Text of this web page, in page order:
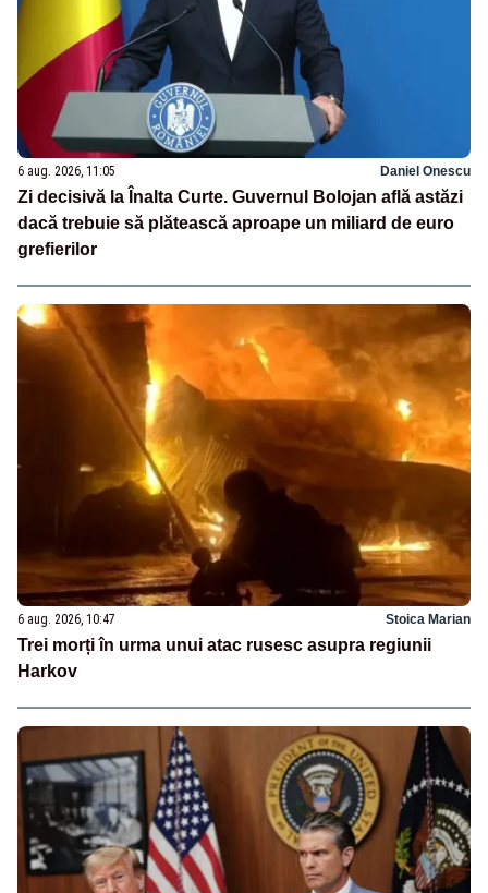
6 aug. 2026, 11:05 Daniel Onescu
Zi decisivă la Înalta Curte. Guvernul Bolojan află astăzi
dacă trebuie să plătească aproape un miliard de euro
grefierilor
6 aug. 2026, 10:47 Stoica Marian
Trei morți în urma unui atac rusesc asupra regiunii
Harkov